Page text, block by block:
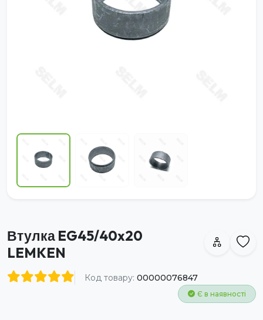
Втулка EG45/40x20
LEMKEN
Код товару: 00000076847
Є в наявності